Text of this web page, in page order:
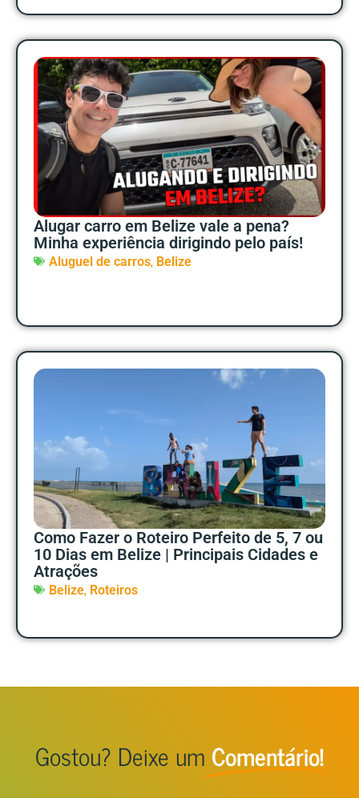
Alugar carro em Belize vale a pena?
Minha experiência dirigindo pelo país!
Aluguel de carros, Belize
Como Fazer o Roteiro Perfeito de 5, 7 ou
10 Dias em Belize | Principais Cidades e
Atrações
Belize, Roteiros
Gostou? Deixe um Comentário!